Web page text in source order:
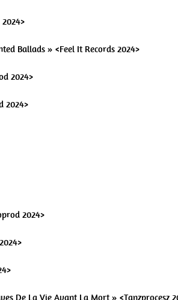
Ballads » <Feel It Records 2024>
2024>
2024>
2024>
De La Vie Avant La Mort » <Tanzprocesz